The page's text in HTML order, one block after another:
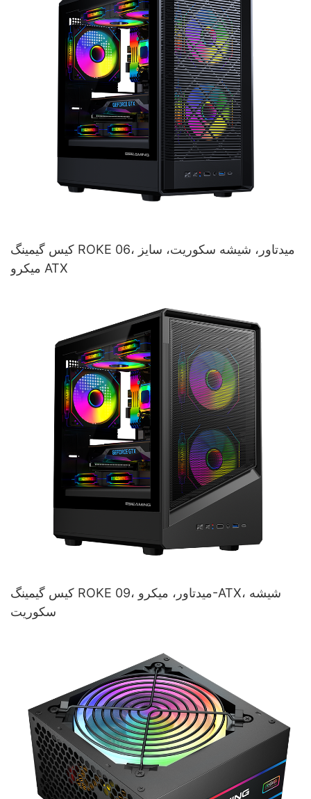
کیس گیمینگ ROKE 06، میدتاور، شیشه سکوریت، سایز
میکرو ATX
کیس گیمینگ ROKE 09، میدتاور، میکرو-ATX، شیشه
سکوریت